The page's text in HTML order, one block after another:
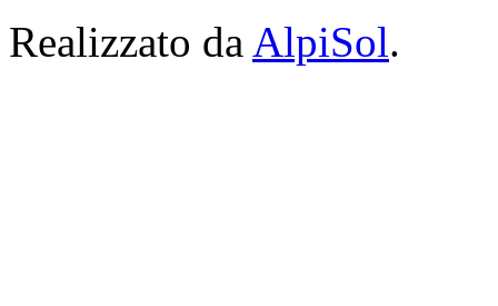
Realizzato da AlpiSol.